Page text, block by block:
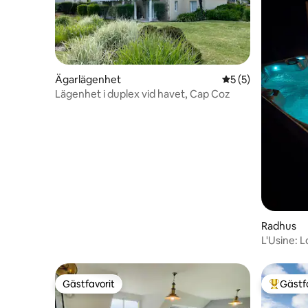
Ägarlägenhet 5 av 5 i
5 (5)
Lägenhet i duplex vid havet, Cap Coz
Radhus
L'Usine:
Gästfavorit
Gästfavorit